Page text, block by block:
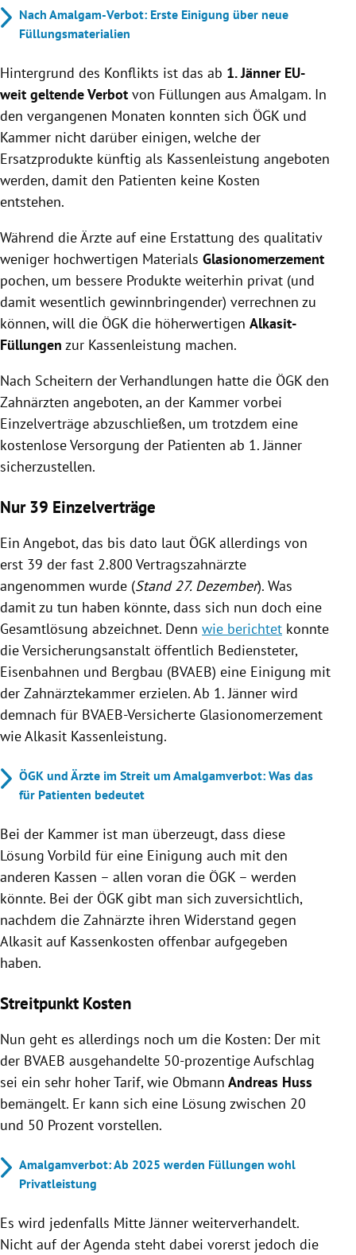
Nach Amalgam-Verbot: Erste Einigung über neue
Füllungsmaterialien
Hintergrund des Konflikts ist das ab 1. Jänner EU-
weit geltende Verbot von Füllungen aus Amalgam. In
den vergangenen Monaten konnten sich ÖGK und
Kammer nicht darüber einigen, welche der
Ersatzprodukte künftig als Kassenleistung angeboten
werden, damit den Patienten keine Kosten
entstehen.
Während die Ärzte auf eine Erstattung des qualitativ
weniger hochwertigen Materials Glasionomerzement
pochen, um bessere Produkte weiterhin privat (und
damit wesentlich gewinnbringender) verrechnen zu
können, will die ÖGK die höherwertigen Alkasit-
Füllungen zur Kassenleistung machen.
Nach Scheitern der Verhandlungen hatte die ÖGK den
Zahnärzten angeboten, an der Kammer vorbei
Einzelverträge abzuschließen, um trotzdem eine
kostenlose Versorgung der Patienten ab 1. Jänner
sicherzustellen.
Nur 39 Einzelverträge
Ein Angebot, das bis dato laut ÖGK allerdings von
erst 39 der fast 2.800 Vertragszahnärzte
angenommen wurde (Stand 27. Dezember). Was
damit zu tun haben könnte, dass sich nun doch eine
Gesamtlösung abzeichnet. Denn wie berichtet konnte
die Versicherungsanstalt öffentlich Bediensteter,
Eisenbahnen und Bergbau (BVAEB) eine Einigung mit
der Zahnärztekammer erzielen. Ab 1. Jänner wird
demnach für BVAEB-Versicherte Glasionomerzement
wie Alkasit Kassenleistung.
ÖGK und Ärzte im Streit um Amalgamverbot: Was das
für Patienten bedeutet
Bei der Kammer ist man überzeugt, dass diese
Lösung Vorbild für eine Einigung auch mit den
anderen Kassen – allen voran die ÖGK – werden
könnte. Bei der ÖGK gibt man sich zuversichtlich,
nachdem die Zahnärzte ihren Widerstand gegen
Alkasit auf Kassenkosten offenbar aufgegeben
haben.
Streitpunkt Kosten
Nun geht es allerdings noch um die Kosten: Der mit
der BVAEB ausgehandelte 50-prozentige Aufschlag
sei ein sehr hoher Tarif, wie Obmann Andreas Huss
bemängelt. Er kann sich eine Lösung zwischen 20
und 50 Prozent vorstellen.
Amalgamverbot: Ab 2025 werden Füllungen wohl
Privatleistung
Es wird jedenfalls Mitte Jänner weiterverhandelt.
Nicht auf der Agenda steht dabei vorerst jedoch die